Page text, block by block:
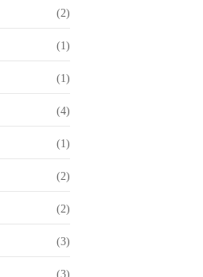
(2)
(1)
(1)
(4)
(1)
(2)
(2)
(3)
(3)